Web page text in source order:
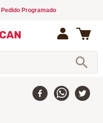
Pedido Programado